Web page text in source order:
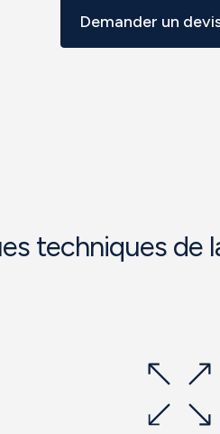
Demander un
techniques de